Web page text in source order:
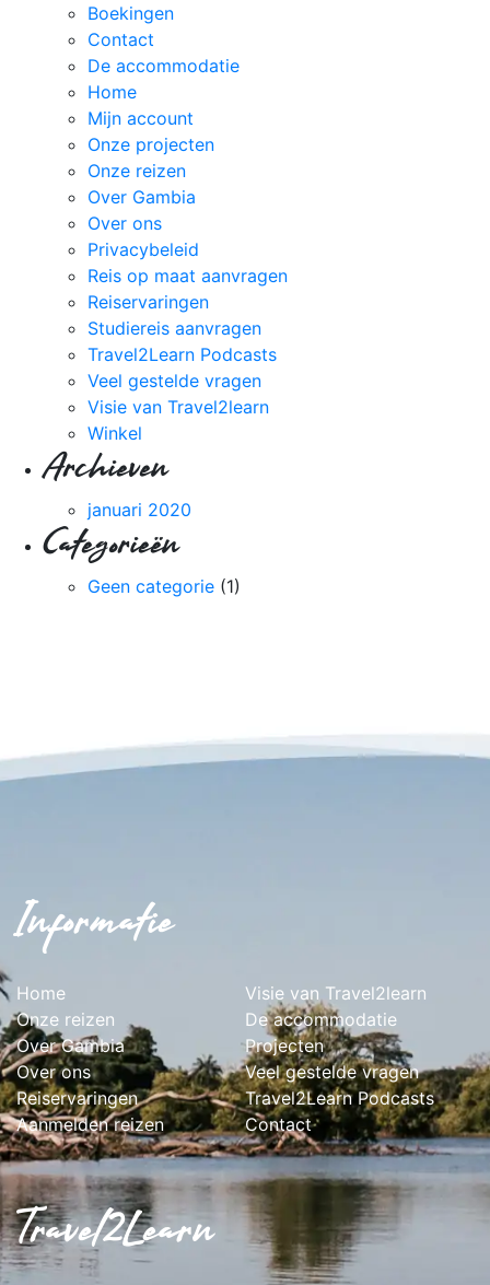
Reiservaringen
Travel2Learn
Podcasts
Aanmelden
Boekingen
Contact
De accommodatie
Home
Mijn account
Onze projecten
Onze reizen
Over Gambia
Over ons
Privacybeleid
Reis op maat aanvragen
Reiservaringen
Studiereis aanvragen
Travel2Learn Podcasts
Veel gestelde vragen
Visie van Travel2learn
Winkel
Archieven
januari 2020
Categorieën
Geen categorie (1)
Informatie
Home
Visie van Travel2learn
Onze reizen
De accommodatie
Over Gambia
Projecten
Over ons
Veel gestelde vragen
Reiservaringen
Travel2Learn Podcasts
Aanmelden reizen
Contact
Travel2Learn